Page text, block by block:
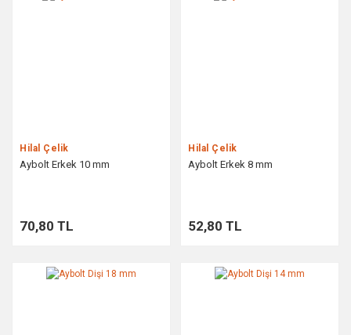
Hilal Çelik
Aybolt Erkek 10 mm
70,80 TL
Hilal Çelik
Aybolt Erkek 8 mm
52,80 TL